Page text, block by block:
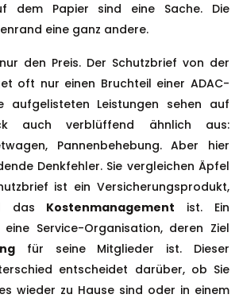
dem Papier sind eine Sache. Die
eine ganz andere.
den Preis. Der Schutzbrief von der
oft nur einen Bruchteil einer ADAC-
aufgelisteten Leistungen sehen auf
auch verblüffend ähnlich aus:
Pannenbehebung. Aber hier
Denkfehler. Sie vergleichen Äpfel
ist ein Versicherungsprodukt,
das Kostenmanagement ist. Ein
Service-Organisation, deren Ziel
für seine Mitglieder ist. Dieser
entscheidet darüber, ob Sie
wieder zu Hause sind oder in einem